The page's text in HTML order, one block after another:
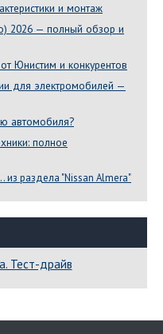
и монтаж
2026 — полный обзор и
Юнистим и конкурентов
для электромобилей —
автомобиля?
полное
из раздела "Nissan Almera"
Тест-драйв